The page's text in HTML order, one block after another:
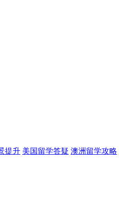
提升 美国留学答疑 澳洲留学攻略